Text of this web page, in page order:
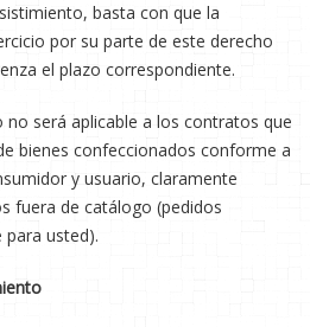
basta con que la
por su parte de este derecho
el plazo correspondiente.
no será aplicable a los contratos que
bienes confeccionados conforme a
y usuario, claramente
fuera de catálogo (pedidos
usted).